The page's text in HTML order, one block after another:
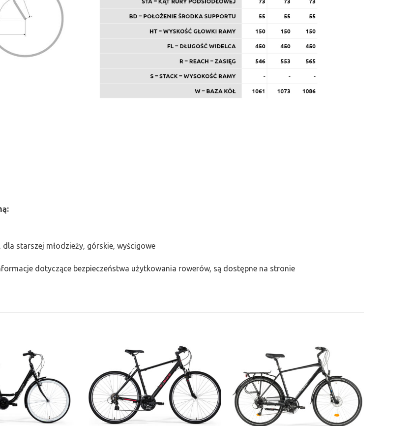
starszej młodzieży, górskie, wyścigowe
dotyczące bezpieczeństwa użytkowania rowerów, są dostępne na stronie